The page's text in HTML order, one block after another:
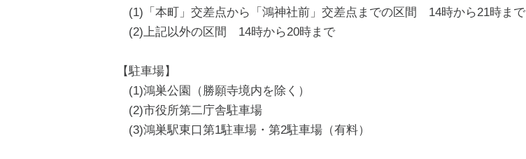
(1)「本町」交差点から「鴻神社前」交差点までの区間 14時から21時まで
(2)上記以外の区間 14時から20時まで
【駐車場】
(1)鴻巣公園（勝願寺境内を除く）
(2)市役所第二庁舎駐車場
(3)鴻巣駅東口第1駐車場・第2駐車場（有料）